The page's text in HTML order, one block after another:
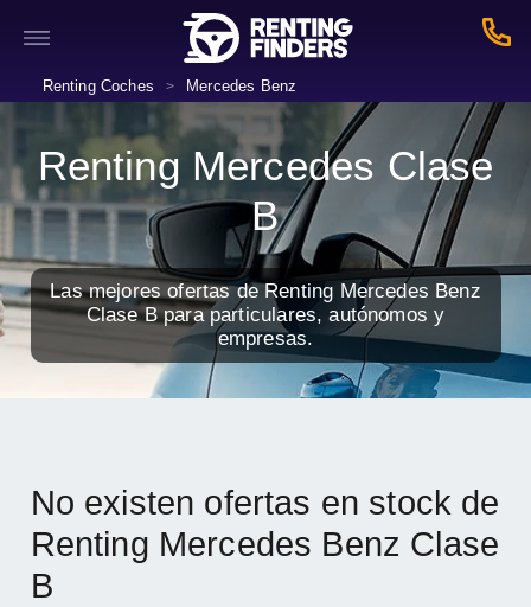
Renting Coches > Mercedes Benz
Renting Mercedes Clase
B
Las mejores ofertas de Renting Mercedes Benz
Clase B para particulares, autónomos y
empresas.
No existen ofertas en stock de
Renting Mercedes Benz Clase
B